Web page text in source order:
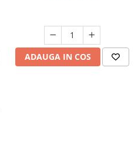
ADAUGA IN COS